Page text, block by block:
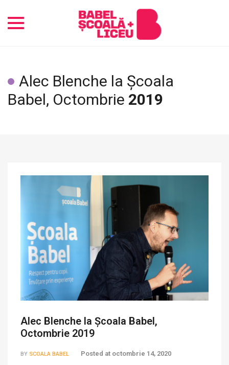
Toggle
Alec Blenche la Școala
Babel, Octombrie 2019
Alec Blenche la Școala Babel,
Octombrie 2019
BY SCOALA BABEL Posted at octombrie 14, 2020